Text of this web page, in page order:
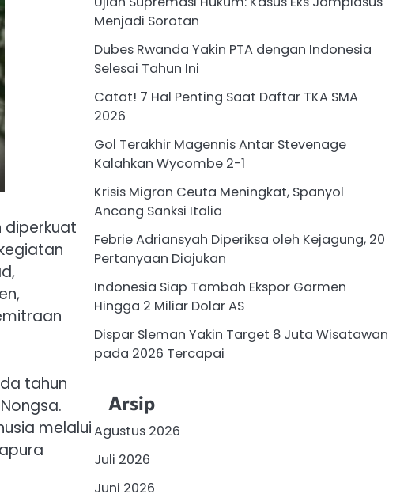
diperkuat
tahun
melalui
Menjadi Sorotan
Dubes Rwanda Yakin PTA dengan Indonesia
Selesai Tahun Ini
Catat! 7 Hal Penting Saat Daftar TKA SMA
2026
Gol Terakhir Magennis Antar Stevenage
Kalahkan Wycombe 2-1
Krisis Migran Ceuta Meningkat, Spanyol
Ancang Sanksi Italia
Febrie Adriansyah Diperiksa oleh Kejagung, 20
Pertanyaan Diajukan
Indonesia Siap Tambah Ekspor Garmen
Hingga 2 Miliar Dolar AS
Dispar Sleman Yakin Target 8 Juta Wisatawan
pada 2026 Tercapai
Arsip
Agustus 2026
Juli 2026
Juni 2026